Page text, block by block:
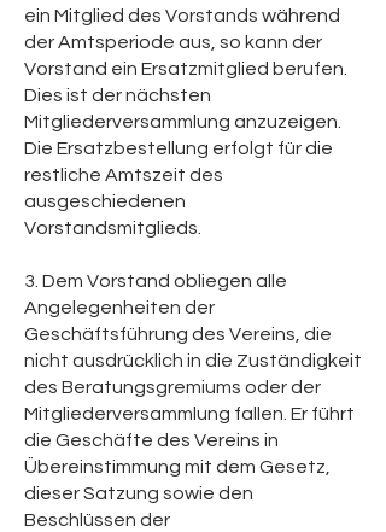
ein Mitglied des Vorstands während
der Amtsperiode aus, so kann der
Vorstand ein Ersatzmitglied berufen.
Dies ist der nächsten
Mitgliederversammlung anzuzeigen.
Die Ersatzbestellung erfolgt für die
restliche Amtszeit des
ausgeschiedenen
Vorstandsmitglieds.
3. Dem Vorstand obliegen alle
Angelegenheiten der
Geschäftsführung des Vereins, die
nicht ausdrücklich in die Zuständigkeit
des Beratungsgremiums oder der
Mitgliederversammlung fallen. Er führt
die Geschäfte des Vereins in
Übereinstimmung mit dem Gesetz,
dieser Satzung sowie den
Beschlüssen der